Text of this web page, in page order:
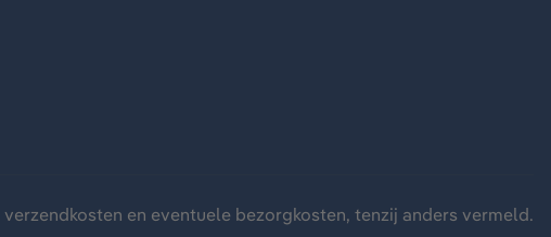
verzendkosten en eventuele bezorgkosten, tenzij anders vermeld.